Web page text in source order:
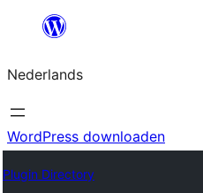
de
inhoud
Nederlands
WordPress downloaden
Plugin Directory